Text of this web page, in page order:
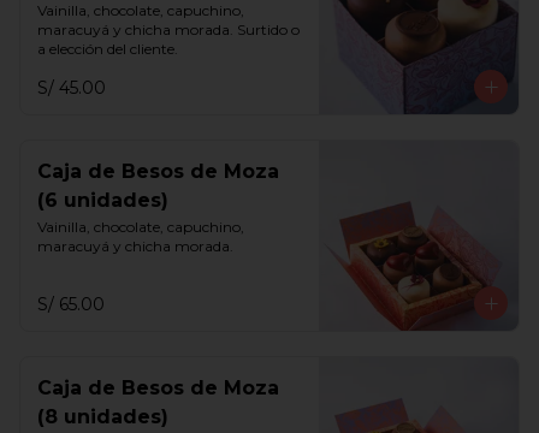
Vainilla, chocolate, capuchino,
maracuyá y chicha morada. Surtido o
a elección del cliente.
S/ 45.00
Caja de Besos de Moza
(6 unidades)
Vainilla, chocolate, capuchino,
maracuyá y chicha morada.
S/ 65.00
Caja de Besos de Moza
(8 unidades)